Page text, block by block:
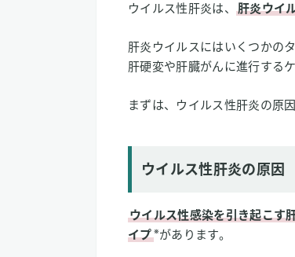
ウイルス性肝炎は、 肝炎ウイ
肝炎ウイルスにはいくつかの
肝硬変や肝臓がんに進行する
まずは、ウイルス性肝炎の原
ウイルス性肝炎の原因
ウイルス性感染を引き起こす
イプ※があります。